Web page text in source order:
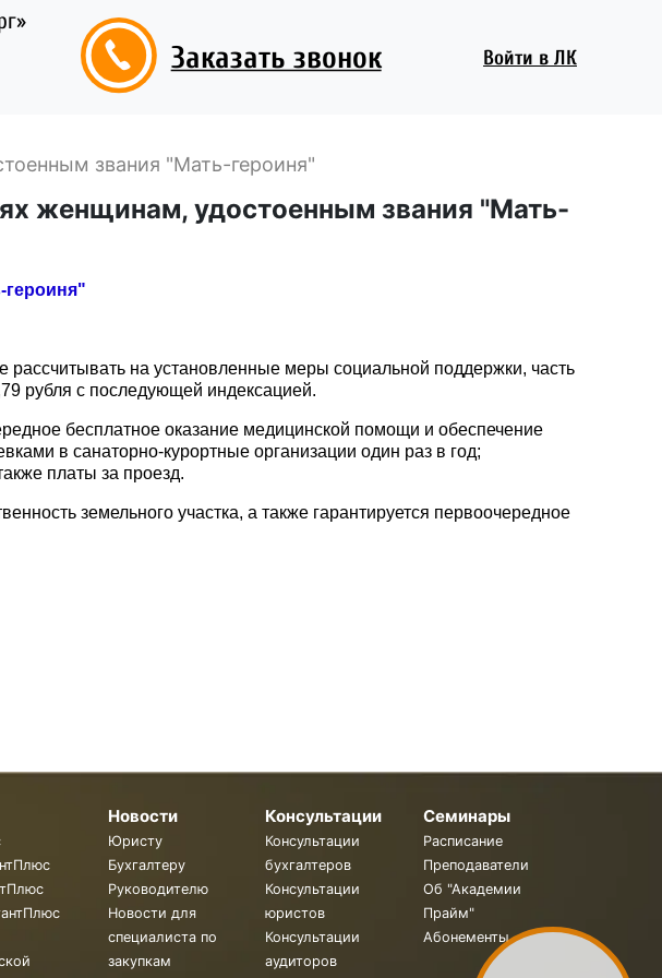
Заказать звонок Войти в ЛК
звания "Мать-героиня"
женщинам, удостоенным звания "Мать-
на установленные меры социальной поддержки, часть
рубля с последующей индексацией.
бесплатное оказание медицинской помощи и обеспечение
в санаторно-курортные организации один раз в год;
платы за проезд.
земельного участка, а также гарантируется первоочередное
Новости
Юристу
Бухгалтеру
Руководителю
Новости для
специалиста по
закупкам
Консультации
Консультации
бухгалтеров
Консультации
юристов
Консультации
аудиторов
Семинары
Расписание
Преподаватели
Об "Академии
Прайм"
Абонементы